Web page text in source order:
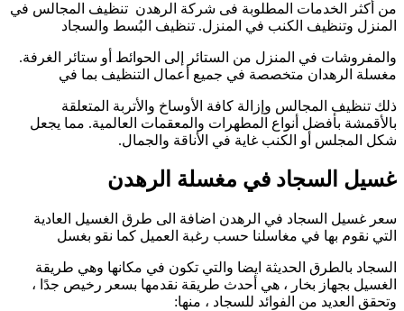
من أكثر الخدمات المطلوبة فى شركة الرهدن تنظيف المجالس في
المنزل وتنظيف الكنب في المنزل. تنظيف البُسط والسجاد
والمفروشات في المنزل من الستائر إلى الحوائط أو ستائر الغرفة.
مغسلة الرهدان متخصصة في جميع أعمال التنظيف بما في
ذلك تنظيف المجالس وإزالة كافة الأوساخ والأتربة المتعلقة
بالأقمشة بأفضل أنواع المطهرات والمعقمات العالمية. مما يجعل
شكل المجلس أو الكنب غاية في الأناقة والجمال.
غسيل السجاد في مغسلة الرهدن
سعر غسيل السجاد في الرهدن اضافة الى طرق الغسيل العادية
التي نقوم بها في مغاسلنا حسب رغبة العميل كما نقو بغسل
السجاد بالطرق الحديثة ايضا والتي تكون في مكانها وهي طريقة
الغسيل بجهاز بخار ، هي أحدث طريقة نقدمها بسعر رخيص جدًا ،
وتحقق العديد من الفوائد للسجاد ، منها: